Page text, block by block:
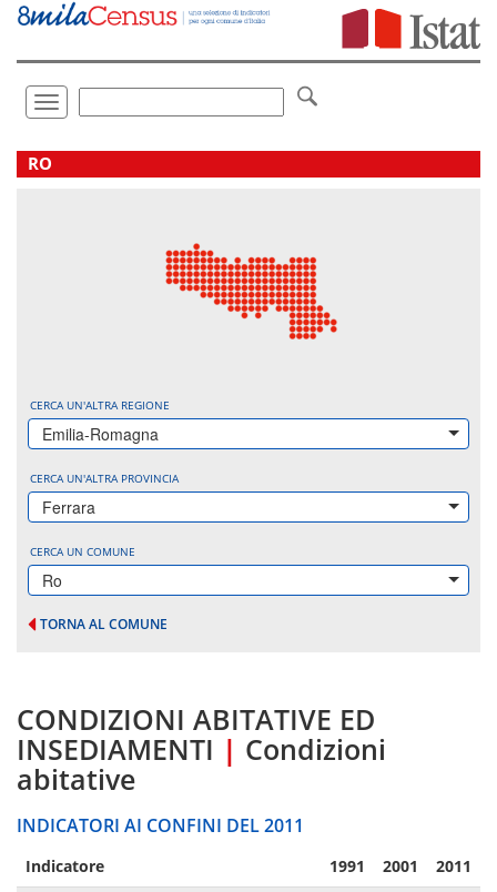
Vai
direttamente
Toggle
navigation
.
RO
CERCA UN'ALTRA REGIONE
Emilia-Romagna
CERCA UN'ALTRA PROVINCIA
Ferrara
CERCA UN COMUNE
Ro
TORNA AL COMUNE
CONDIZIONI ABITATIVE ED
INSEDIAMENTI | Condizioni
abitative
INDICATORI AI CONFINI DEL 2011
Indicatore 1991 2001 2011